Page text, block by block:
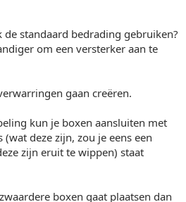
standaard bedrading gebruiken?
om een versterker aan te
gaan creëren.
kun je boxen aansluiten met
deze zijn, zou je eens een
zijn eruit te wippen) staat
boxen gaat plaatsen dan